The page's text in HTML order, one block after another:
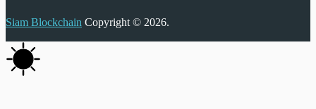
Siam Blockchain Copyright © 2026.